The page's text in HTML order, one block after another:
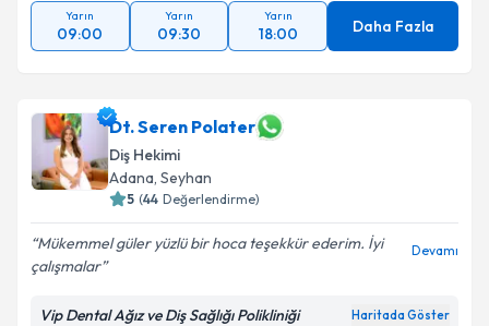
Yarın
09:00
Yarın
09:30
Yarın
18:00 Daha Fazla
Dt. Seren Polater
Diş Hekimi
Adana, Seyhan
5 (44 Değerlendirme)
Mükemmel güler yüzlü bir hoca teşekkür ederim. İyi
çalışmalar
Devamı
Vip Dental Ağız ve Diş Sağlığı Polikliniği Haritada Göster